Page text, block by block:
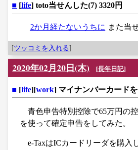
■ [life] toto当せんした(7) 3320円
2か月経たないうちに また当
[ツッコミを入れる]
2020年02月20日(木) [長年日記]
■ [life][work] マイナンバーカード
青色申告特別控除で65万円の
を使って確定申告をしてみた。
e-TaxはICカードリーダを購入